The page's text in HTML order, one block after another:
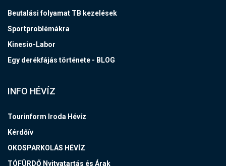
Beutalási folyamat TB kezelések
Sportproblémákra
Kinesio-Labor
Egy derékfájás története - BLOG
INFO HÉVÍZ
Tourinform Iroda Hévíz
Kérdőív
OKOSPARKOLÁS HÉVÍZ
TÓFÜRDŐ Nyitvatartás és Árak